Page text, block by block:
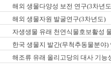
해외 생물다양성 보전 연구(3차년
해외 생물자원 발굴연구(3차년도)
자생생물 유래 천연식물호보활성
한국 생물지 발간(무척추동물분야
해조류 유래 올리고당의 대사 기능